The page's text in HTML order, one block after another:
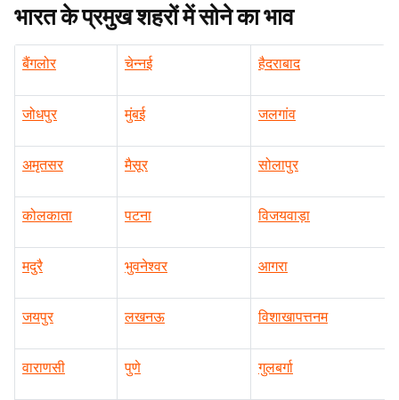
भारत के प्रमुख शहरों में सोने का भाव
बैंगलोर चेन्नई हैदराबाद
जोधपुर मुंबई जलगांव
अमृतसर मैसूर सोलापुर
कोलकाता पटना विजयवाड़ा
मदुरै भुवनेश्वर आगरा
जयपुर लखनऊ विशाखापत्तनम
वाराणसी पुणे गुलबर्गा